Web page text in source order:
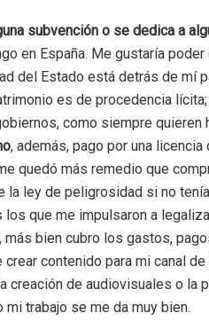
subvención o se dedica a
en España. Me gustaría
del Estado está detrás de mí
es de procedencia
como siempre quieren
, además, pago por una
quedó más remedio que
la ley de peligrosidad si no
que me impulsaron a
más bien cubro los gastos,
contenido para mi canal de
creación de audiovisuales o la
trabajo se me da muy bien.